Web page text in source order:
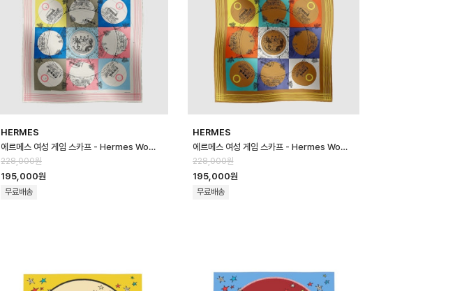
HERMES
에르메스 여성 게임 스카프 - Hermes Womens Game Scarf - acc877…
228,000원
195,000원
무료배송
HERMES
에르메스 여성 게임 스카프 - Hermes Womens Game Scarf - acc877…
228,000원
195,000원
무료배송